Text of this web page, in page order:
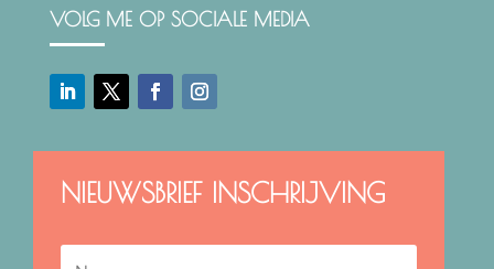
VOLG ME OP SOCIALE MEDIA
NIEUWSBRIEF INSCHRIJVING